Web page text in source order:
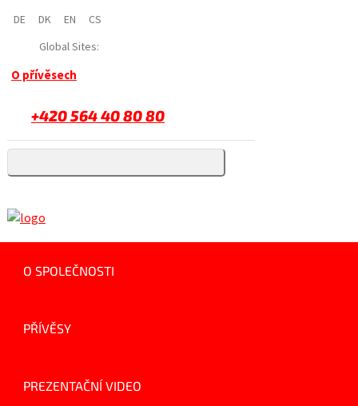
DE DK EN
CS
Global Sites:
O přívěsech
+420 564 40 80 80
O SPOLEČNOSTI
PŘÍVĚSY
PREZENTAČNÍ VIDEO